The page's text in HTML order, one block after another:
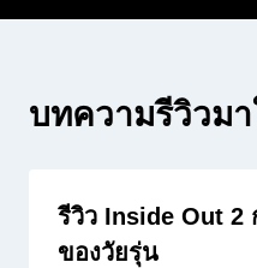
บทความรีวิวม
รีวิว Inside Out 2
ของวัยรุ่น